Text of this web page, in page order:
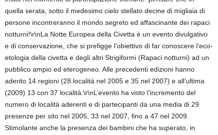
quella serata, sotto il medesimo cielo stellato decine di migliaia di
persone incontreranno il mondo segreto ed affascinante dei rapaci
notturni!\r\nLa Notte Europea della Civetta è un evento divulgativo
e di conservazione, che si prefigge l’obiettivo di far conoscere l’eco-
etologia della civetta e degli altri Strigiformi (Rapaci notturni) ad un
pubblico ampio ed eterogeneo. Alle precedenti edizioni hanno
aderito 14 regioni (28 località nel 2005 e 35 nel 2007) e all’ultima
(2009) 13 con 37 località.\r\nL’evento ha visto l’incremento del
numero di località aderenti e di partecipanti da una media di 29
presenze per sito nel 2005, 33 nel 2007, fino a 47 nel 2009.
Stimolante anche la presenza dei bambini che ha superato, in